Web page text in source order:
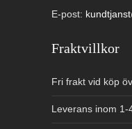
E-post:
Fraktvillkor
Fri frakt vid köp
Leverans inom